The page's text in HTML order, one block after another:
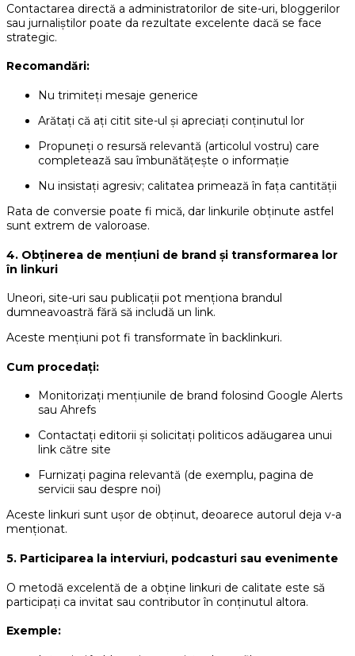
Contactarea directă a administratorilor de site-uri, bloggerilor
sau jurnaliștilor poate da rezultate excelente dacă se face
strategic.
Recomandări:
Nu trimiteți mesaje generice
Arătați că ați citit site-ul și apreciați conținutul lor
Propuneți o resursă relevantă (articolul vostru) care
completează sau îmbunătățește o informație
Nu insistați agresiv; calitatea primează în fața cantității
Rata de conversie poate fi mică, dar linkurile obținute astfel
sunt extrem de valoroase.
4. Obținerea de mențiuni de brand și transformarea lor
în linkuri
Uneori, site-uri sau publicații pot menționa brandul
dumneavoastră fără să includă un link.
Aceste mențiuni pot fi transformate în backlinkuri.
Cum procedați:
Monitorizați mențiunile de brand folosind Google Alerts
sau Ahrefs
Contactați editorii și solicitați politicos adăugarea unui
link către site
Furnizați pagina relevantă (de exemplu, pagina de
servicii sau despre noi)
Aceste linkuri sunt ușor de obținut, deoarece autorul deja v-a
menționat.
5. Participarea la interviuri, podcasturi sau evenimente
O metodă excelentă de a obține linkuri de calitate este să
participați ca invitat sau contributor în conținutul altora.
Exemple: